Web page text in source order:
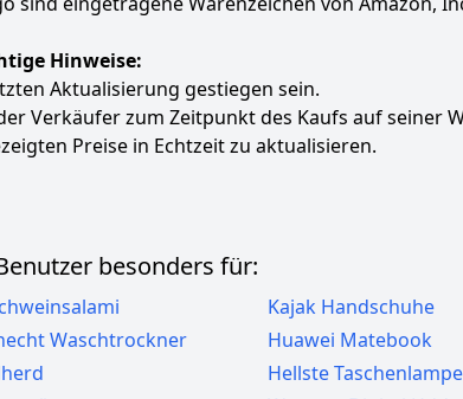
Hinweise:
Aktualisierung gestiegen sein.
Verkäufer zum Zeitpunkt des Kaufs auf seiner
Preise in Echtzeit zu aktualisieren.
besonders für:
Kajak Handschuhe
Waschtrockner Huawei Matebook
Hellste